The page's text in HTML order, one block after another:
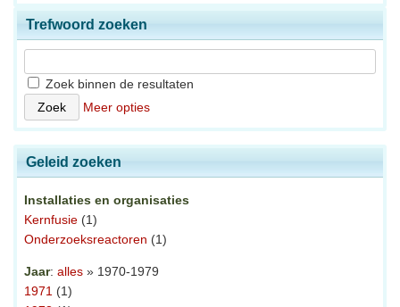
Trefwoord zoeken
Zoek binnen de resultaten
Meer opties
Geleid zoeken
Installaties en organisaties
Kernfusie (1)
Onderzoeksreactoren (1)
Jaar: alles » 1970-1979
1971 (1)